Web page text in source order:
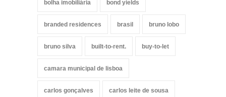
bolha imobiliária bond yields
branded residences brasil bruno lobo
bruno silva built-to-rent. buy-to-let
camara municipal de lisboa
carlos gonçalves carlos leite de sousa